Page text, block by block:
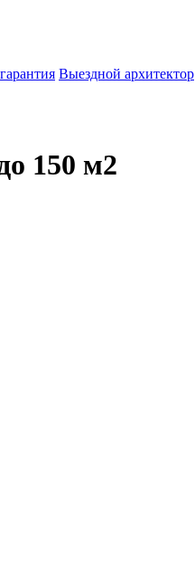
Выездной архитектор
150 м2